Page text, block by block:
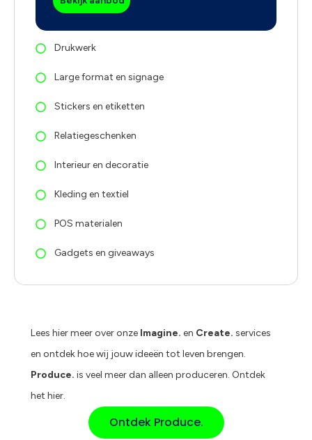
Drukwerk
Large format en signage
Stickers en etiketten
Relatiegeschenken
Interieur en decoratie
Kleding en textiel
POS materialen
Gadgets en giveaways
Lees hier meer over onze Imagine. en Create. services
en ontdek hoe wij jouw ideeën tot leven brengen.
Produce. is veel meer dan alleen produceren. Ontdek
het hier.
Ontdek Produce.